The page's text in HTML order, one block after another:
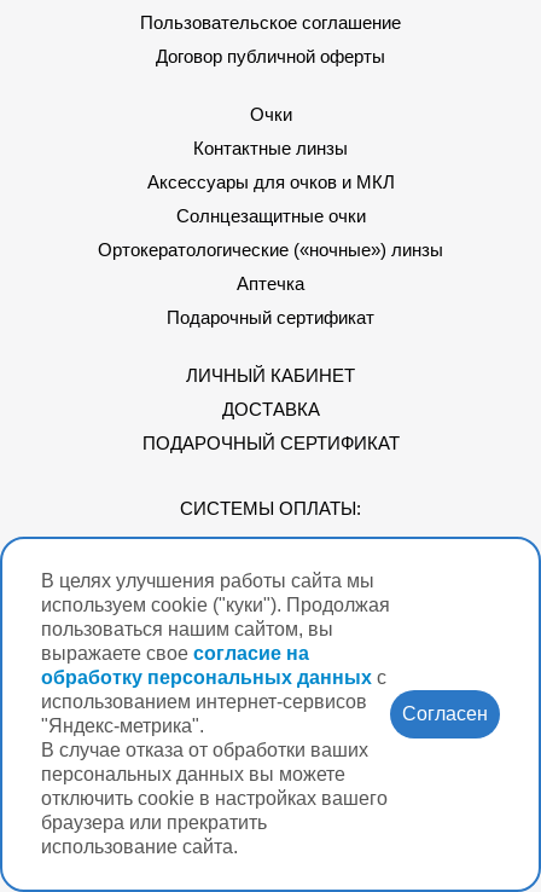
В целях улучшения работы сайта мы
используем cookie ("куки"). Продолжая
пользоваться нашим сайтом, вы
выражаете свое согласие на
обработку персональных данных с
использованием интернет-сервисов
"Яндекс-метрика".
В случае отказа от обработки ваших
персональных данных вы можете
отключить cookie в настройках вашего
браузера или прекратить
использование сайта.
Согласен
Пользовательское соглашение
Договор публичной оферты
Очки
Контактные линзы
Аксессуары для очков и МКЛ
Солнцезащитные очки
Ортокератологические («ночные») линзы
Аптечка
Подарочный сертификат
ЛИЧНЫЙ КАБИНЕТ
ДОСТАВКА
ПОДАРОЧНЫЙ СЕРТИФИКАТ
СИСТЕМЫ ОПЛАТЫ:
Мы в соцсетях
Версия для
Нужна помощь?
Разработка интернет-магазина Вебформат